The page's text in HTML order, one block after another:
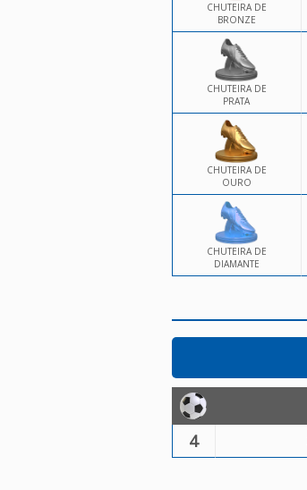
CHUTEIRA DE
BRONZE
CHUTEIRA DE
PRATA
CHUTEIRA DE
OURO
CHUTEIRA DE
DIAMANTE
4